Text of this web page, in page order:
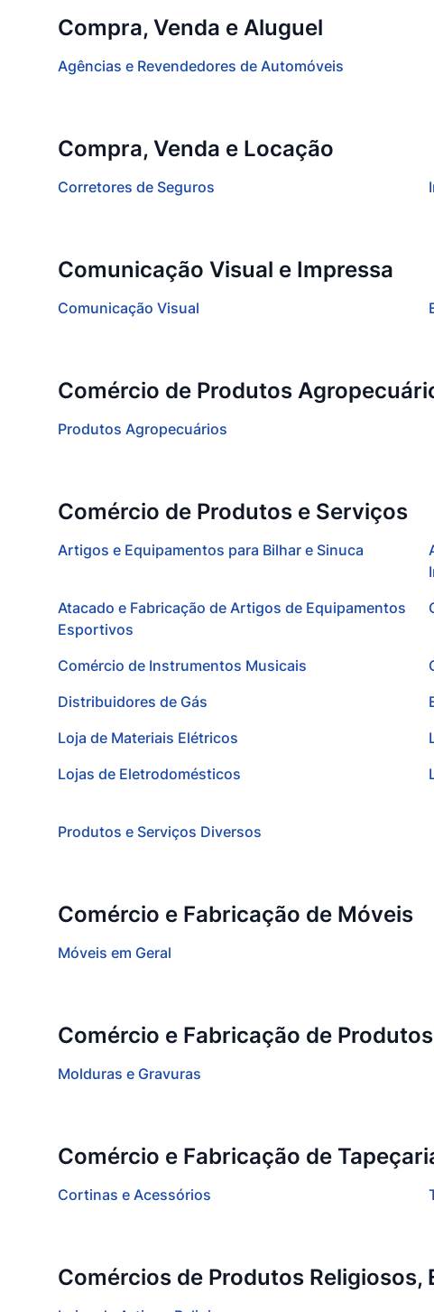
Compra, Venda e Aluguel
Agências e Revendedores de Automóveis
Compra, Venda e Locação
Corretores de Seguros
Comunicação Visual e Impressa
Comunicação Visual
Comércio de Produtos
Produtos Agropecuários
Comércio de Produtos e Serviços
Artigos e Equipamentos para Bilhar e Sinuca
Atacado e Fabricação de Artigos de Equipamentos
Esportivos
Comércio de Instrumentos Musicais
Distribuidores de Gás
Loja de Materiais Elétricos
Lojas de Eletrodomésticos
Produtos e Serviços Diversos
Comércio e Fabricação de Móveis
Móveis em Geral
Comércio e Fabricação de
Molduras e Gravuras
Comércio e Fabricação de
Cortinas e Acessórios
Comércios de Produtos